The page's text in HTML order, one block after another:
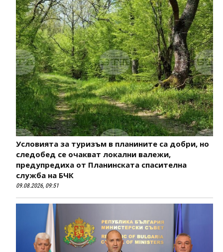
Условията за туризъм в планините са добри, но
следобед се очакват локални валежи,
предупредиха от Планинската спасителна
служба на БЧК
09.08.2026, 09:51